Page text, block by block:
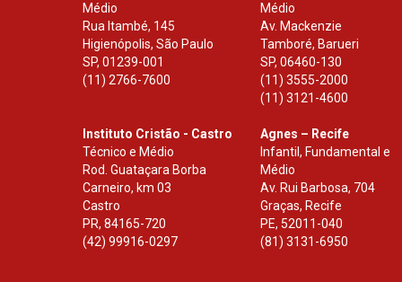
Médio
Rua Itambé, 145
Higienópolis, São Paulo
SP, 01239-001
(11) 2766-7600
Médio
Av. Mackenzie
Tamboré, Barueri
SP,06460-130
(11) 3555-2000
(11) 3121-4600
Instituto Cristão - Castro
Técnico e Médio
Rod. Guataçara Borba
Carneiro, km 03
Castro
PR, 84165-720
(42) 99916-0297
Agnes – Recife
Infantil, Fundamental e
Médio
Av. Rui Barbosa, 704
Graças, Recife
PE, 52011-040
(81) 3131-6950